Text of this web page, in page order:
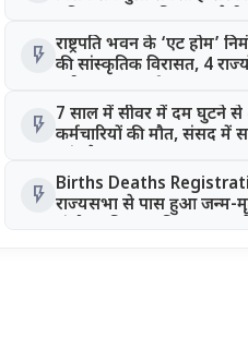
flash_on राष्ट्रपति भवन के ‘एट होम’
की सांस्कृतिक विरासत, 4
flash_on 7 साल में सीवर में दम घुटने
कर्मचारियों की मौत, संसद में
flash_on Births Deaths
राज्यसभा से पास हुआ जन्म-